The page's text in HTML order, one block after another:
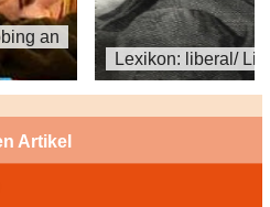
an
Lexikon: liberal/
Artikel